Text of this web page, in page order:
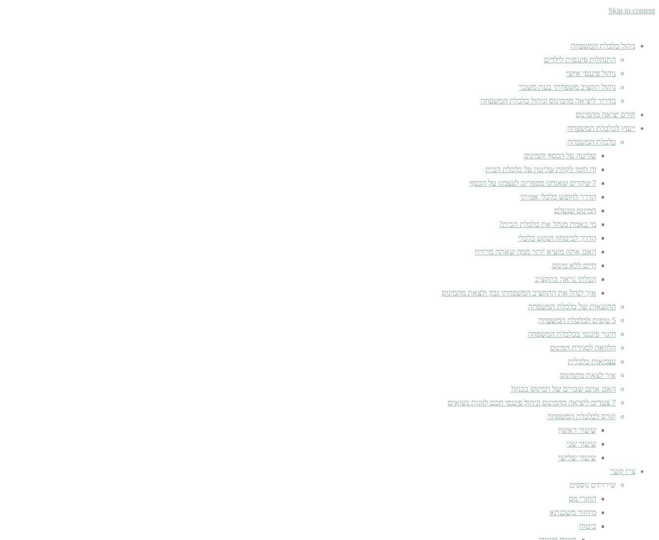
Skip to content
ניהול כלכלת המשפחה
התנהלות פיננסית לילדים
ניהול פיננסי אישי
ניהול תקציב משפחתי בעת משבר
מדריך ליציאה מהמינוס וניהול כלכלת המשפחה
קורס יציאה מהמינוס
ייעוץ לכלכלת המשפחה
כלכלת המשפחה
שליטה על הכסף והמינוס
זה הזמן לקחת שליטה על כלכלת הבית
7 שקרים שאנחנו מספרים לעצמנו על הכסף
הדרך לחופש כלכלי אמיתי
המינוס שנעלם
מי באמת מנהל את כלכלת הבית?
הדרך לביטחון ושקט כלכלי
האם אתה מוציא יותר ממה שאתה מרוויח
חיים ללא מינוס
הבלתי נראה בתקציב
איך לנהל את התקציב המשפחתי נכון ולצאת מהמינוס
ההוצאות של כלכלת המשפחה
5 טיפים לכלכלת המשפחה
חינוך פיננסי בכלכלת המשפחה
הלוואה לסגירת המינוס
עצמאות כלכלית
איך לצאת מהמינוס
האם אתם שבויים של המינוס בבנק?
7 צעדים ליציאה מהמינוס וניהול פיננסי חכם לזוגות נשואים
קורס לכלכלת המשפחה
שיעור ראשון
שיעור שני
שיעור שלישי
צרו קשר
שירותים נוספים
החזרי מס
מיחזור משכנתא
ביטוח